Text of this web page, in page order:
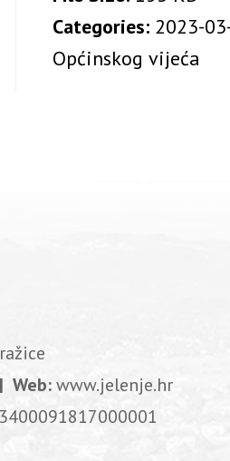
Categories: 2023-
Općinskog vijeća
www.jelenje.hr